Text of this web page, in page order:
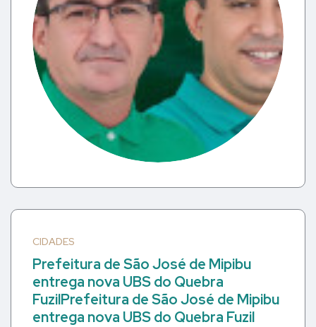
CIDADES
Prefeitura de São José de Mipibu
entrega nova UBS do Quebra
FuzilPrefeitura de São José de Mipibu
entrega nova UBS do Quebra Fuzil